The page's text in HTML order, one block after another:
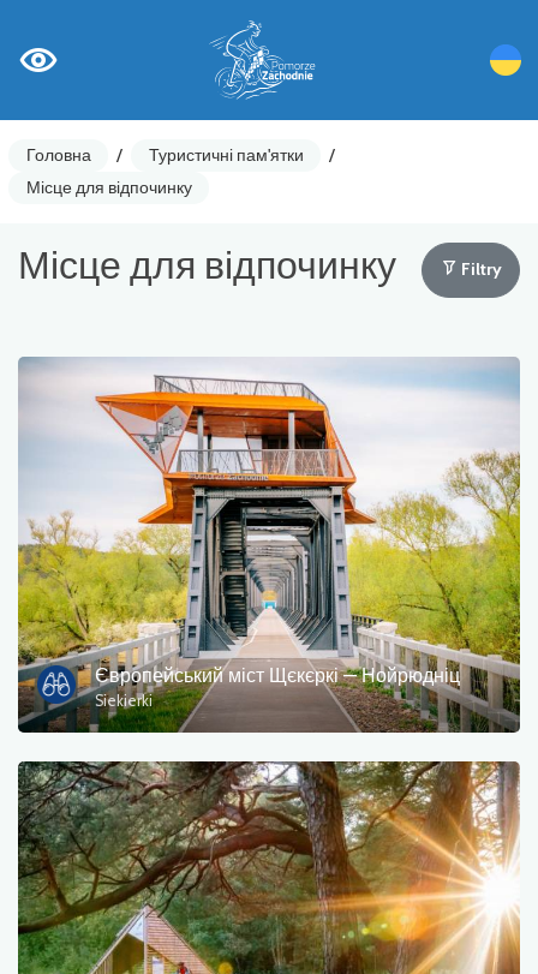
Головна / Туристичні пам'ятки
/
Місце для відпочинку
Місце для відпочинку Filtry
Європейський міст Щєкєркі — Нойрюдніц
Siekierki
Лічильники циклів
Ostrzeżenia
Цікаві місця
Гастрономія
інформація для туристів
зони для купання
культури та розваг
Місце для відпочинку
Військові
музей
Проживання